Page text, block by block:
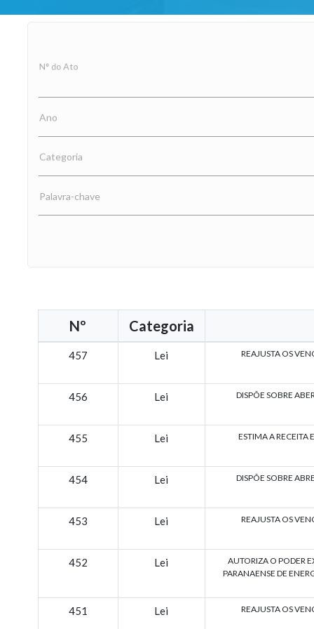
N° do Ato
Ano
Categoria
Palavra-chave
Nº Categoria
457 Lei REAJUSTA OS
456 Lei DISPÕE SOBRE
455 Lei ESTIMA A RECEITA
454 Lei DISPÕE SOBRE
453 Lei REAJUSTA OS
452 Lei
AUTORIZA O PODER
PARANAENSE DE
451 Lei REAJUSTA OS